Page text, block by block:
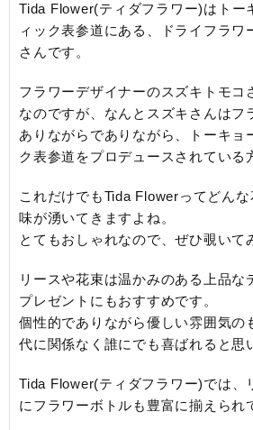
Tida Flower(ティダフラワー)はトー
ィック表参道にある、ドライフラワ
さんです。
フラワーデザイナーのスズキトモコ
なのですが、なんとスズキさんはフ
ありながらでありながら、トーキョ
ク表参道をプロデュースされている
これだけでもTida Flowerってどん
味が湧いてきますよね。
とてもおしゃれなので、ぜひ覗い
リースや花束は温かみのある上品な
プレゼントにもおすすめです。
個性的でありながら優しい雰囲気の
代に関係なく誰にでも喜ばれると思
Tida Flower(ティダフラワー)では、
にフラワーボトルも豊富に揃えられ